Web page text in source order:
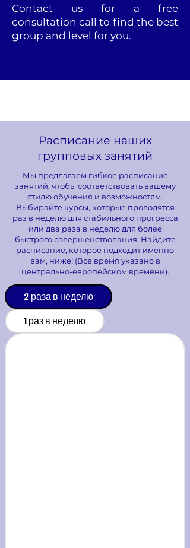
Contact us for a free
consultation call to find the best
group and level for you.
Расписание наших
групповых занятий
Мы предлагаем гибкое расписание
занятий, чтобы соответствовать вашему
стилю обучения и возможностям.
Выбирайте курсы, которые проводятся
раз в неделю для стабильного прогресса
или два раза в неделю для более
быстрого совершенствования. Найдите
расписание, которое подходит именно
вам, ниже! (Все время указано в
центрально-европейском времени).
2 раза в неделю
1 раз в неделю